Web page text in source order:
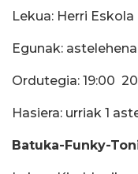
Lekua: Herri
Egunak: astelehena
Ordutegia: 19:00 
Hasiera: urriak 1
Batuka-Funky-